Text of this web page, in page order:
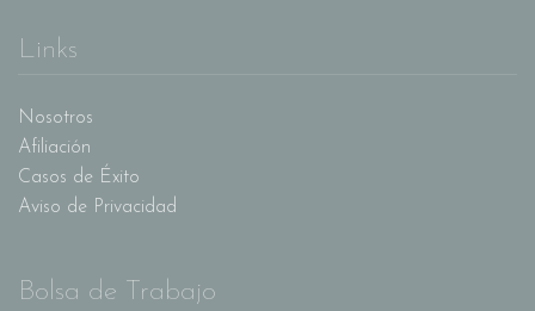
Links
Nosotros
Afiliación
Casos de Éxito
Aviso de Privacidad
Bolsa de Trabajo